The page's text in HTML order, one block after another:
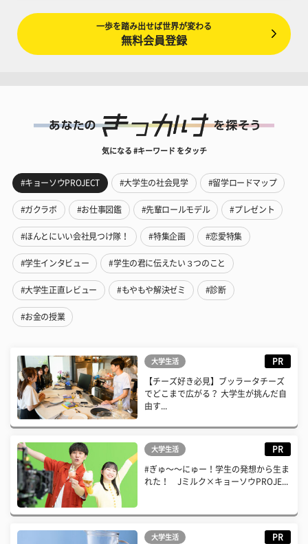
一歩を踏み出せば世界が変わる
無料会員登録
気になる #キーワード をタッチ
#キョーソウPROJECT #大学生の社会見学 #留学ロードマップ
#ガクラボ #お仕事図鑑 #先輩ロールモデル #プレゼント
#ほんとにいい会社見つけ隊！ #特集企画 #恋愛特集
#学生インタビュー #学生の君に伝えたい３つのこと
#大学生正直レビュー #もやもや解決ゼミ #診断
#お金の授業
大学生活 PR
【チーズ好き必見】ブッラータチーズ
でどこまで広がる？ 大学生が挑んだ自
由す...
大学生活 PR
#ぎゅ〜〜にゅー！学生の発想から生ま
れた！ Jミルク×キョーソウPROJE...
大学生活 PR